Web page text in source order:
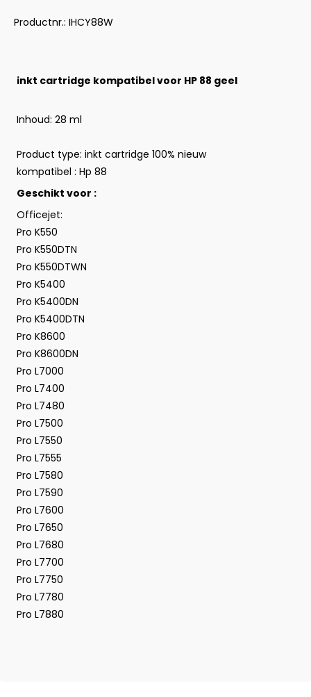
Productnr.: IHCY88W
inkt cartridge kompatibel voor HP 88 geel
Inhoud: 28 ml
Product type: inkt cartridge 100% nieuw
kompatibel : Hp 88
Geschikt voor :
Officejet:
Pro K550
Pro K550DTN
Pro K550DTWN
Pro K5400
Pro K5400DN
Pro K5400DTN
Pro K8600
Pro K8600DN
Pro L7000
Pro L7400
Pro L7480
Pro L7500
Pro L7550
Pro L7555
Pro L7580
Pro L7590
Pro L7600
Pro L7650
Pro L7680
Pro L7700
Pro L7750
Pro L7780
Pro L7880